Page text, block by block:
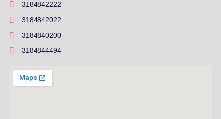
3184842222
3184842022
3184840200
3184844494